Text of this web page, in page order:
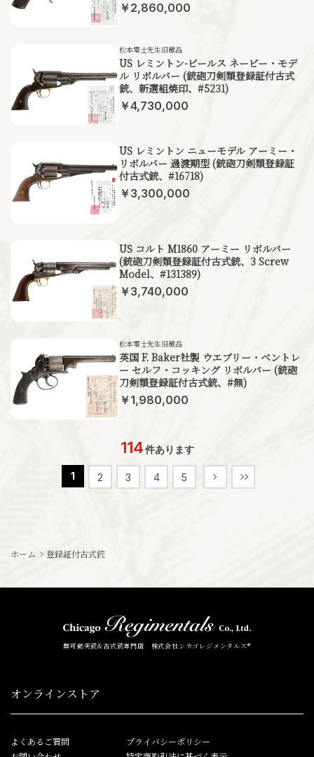
￥2,860,000
US レミントン-ビールス ネービー・モデ
ル リボルバー (銃砲刀剣類登録証付古式
銃、新選組焼印、#5231)
松本零士先生旧蔵品
￥4,730,000
US レミントン ニューモデル アーミー・
リボルバー 過渡期型 (銃砲刀剣類登録証
付古式銃、#16718)
￥3,300,000
US コルト M1860 アーミー リボルバー
(銃砲刀剣類登録証付古式銃、3 Screw
Model、#131389)
￥3,740,000
英国 F. Baker社製 ウエブリー・ベントレ
ー セルフ・コッキング リボルバー (銃砲
刀剣類登録証付古式銃、#無)
松本零士先生旧蔵品
￥1,980,000
114件あります
1 2 3 4 5
ホーム > 登録証付古式銃
無可動実銃&古式銃専門店 株式会社シカゴレジメンタルス®
オンラインストア
よくあるご質問
プライバシーポリシー